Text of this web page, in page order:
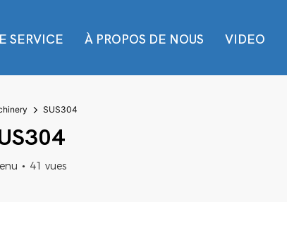
SERVICE À PROPOS DE NOUS VIDEO
SUS304
41 vues